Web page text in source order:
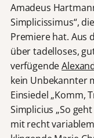
Amadeus
Simplicissimus“,
Premiere hat. Aus
über tadelloses,
verfügende
kein Unbekannter
Einsiedel „Komm,
Simplicius „So
mit recht